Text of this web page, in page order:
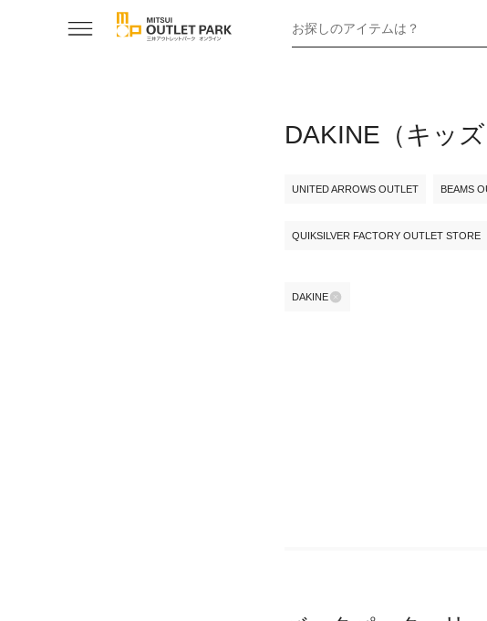
お探しのアイテムは？
DAKINE（キッ
UNITED ARROWS OUTLET BEAMS
QUIKSILVER FACTORY OUTLET STORE
DAKINE